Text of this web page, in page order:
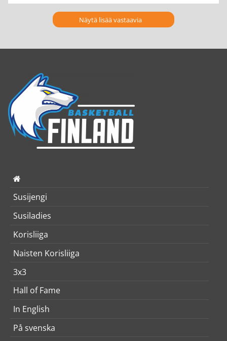
Näytä lisää vastaavia
Susijengi
Susiladies
Korisliiga
Naisten Korisliiga
3x3
Hall of Fame
In English
På svenska